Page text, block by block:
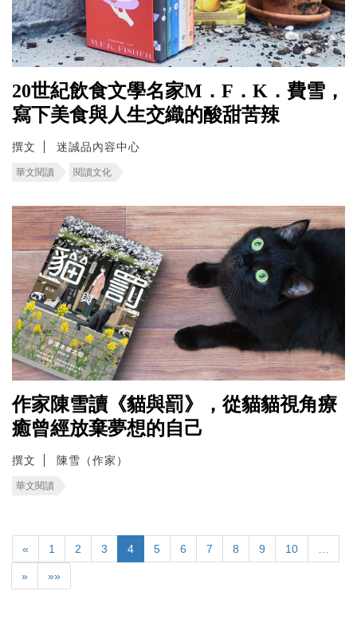
20世紀飲食文學名家M．F．K．費雪，
寫下美食與人生交織的酸甜苦辣
撰文 迷誠品內容中心
華文閱讀 閱讀文化
作家陳雪讀《貓與罰》，從貓貓視角療
癒曾經放棄夢想的自己
撰文 陳雪（作家）
華文閱讀
« 1 2 3 4 5 6 7 8 9 10
» »»